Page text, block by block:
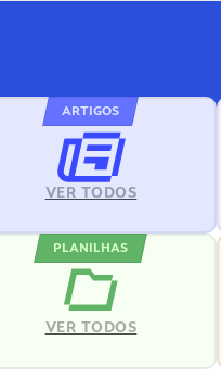
ARTIGOS
VER TODOS
PLANILHAS
VER TODOS